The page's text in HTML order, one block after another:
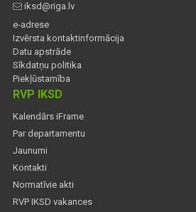
iksd@riga.lv
e-adrese
Izvērsta kontaktinformācija
Datu apstrāde
Sīkdatņu politika
Piekļūstamība
RVP IKSD
Kalendārs iFrame
Par departamentu
Jaunumi
Kontakti
Normatīvie akti
RVP IKSD vakances